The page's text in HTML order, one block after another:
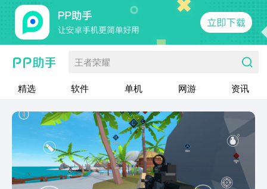
王者荣耀
精选 软件 单机 网游 资讯